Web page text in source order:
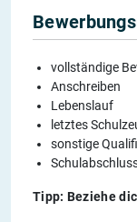
vollständige
Anschreiben
Lebenslauf
letztes
sonstige
Tipp: Beziehe